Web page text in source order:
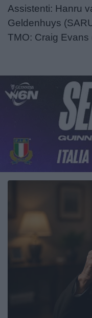
Assistenti: Hanru
Geldenhuys
TMO: Craig Evans